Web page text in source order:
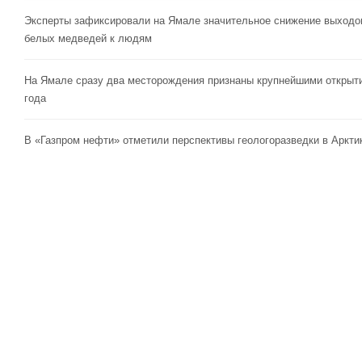
Эксперты зафиксировали на Ямале значительное снижение
белых медведей к людям
На Ямале сразу два месторождения признаны крупнейшими
года
В «Газпром нефти» отметили перспективы геологоразведки в